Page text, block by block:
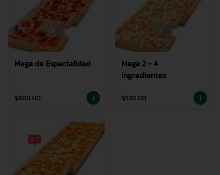
Mega de Especialidad
$609.00
Mega 2 - 4
Ingredientes
$539.00